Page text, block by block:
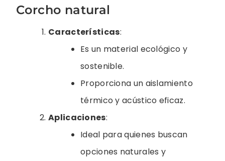
Corcho natural
Características:
Es un material ecológico y
sostenible.
Proporciona un aislamiento
térmico y acústico eficaz.
Aplicaciones:
Ideal para quienes buscan
opciones naturales y